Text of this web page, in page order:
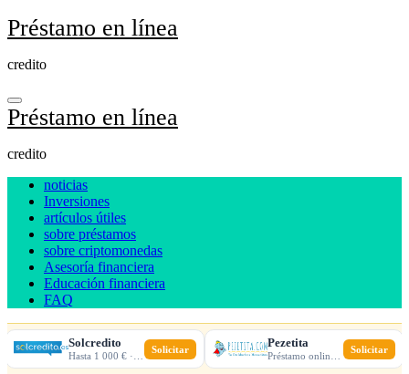
Ir
al
Préstamo en línea
credito
Préstamo en línea
credito
noticias
Inversiones
artículos útiles
sobre préstamos
sobre criptomonedas
Asesoría financiera
Educación financiera
FAQ
Solcredito Solicitar Pezetita Solicitar